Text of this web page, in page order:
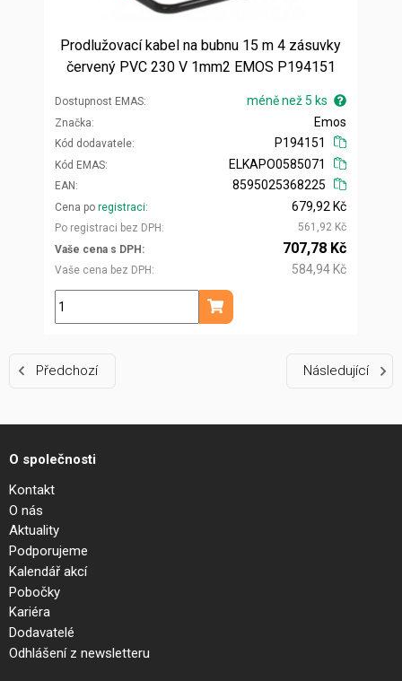
Prodlužovací kabel na bubnu 15 m 4 zásuvky
červený PVC 230 V 1mm2 EMOS P194151
Dostupnost EMAS méně než 5 ks
Značka
Kód dodavatele
Emos
P194151
Kód EMAS
EAN
ELKAPO0585071
8595025368225
Cena po registraci
Po registraci bez DPH
679,92 Kč
561,92 Kč
Vaše cena s DPH
Vaše cena bez DPH
707,78 Kč
584,94 Kč
ks
Přidat do košíku
Předchozí Následující
O společnosti
Kontakt
O nás
Aktuality
Podporujeme
Kalendář akcí
Pobočky
Kariéra
Dodavatelé
Odhlášení z newsletteru